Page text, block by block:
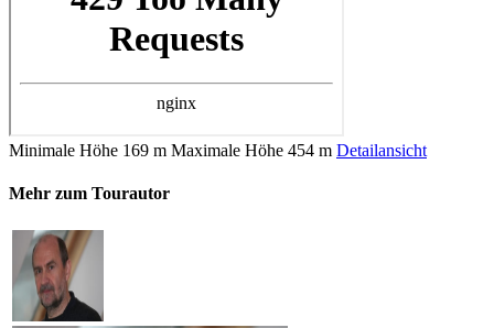
Minimale Höhe 169 m Maximale Höhe 454 m Detailansicht
Mehr zum Tourautor